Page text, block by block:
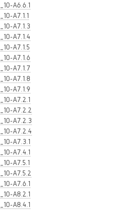
A6.6.1
A7.1.1
A7.1.3
A7.1.4
A7.1.5
A7.1.6
A7.1.7
A7.1.8
A7.1.9
A7.2.1
A7.2.2
A7.2.3
A7.2.4
A7.3.1
A7.4.1
A7.5.1
A7.5.2
A7.6.1
A8.2.1
A8.4.1